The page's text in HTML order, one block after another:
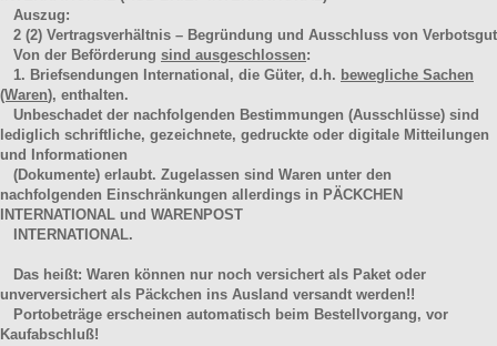
Auszug:
2 (2) Vertragsverhältnis – Begründung und Ausschluss von Verbotsgut
Von der Beförderung sind ausgeschlossen:
1. Briefsendungen International, die Güter, d.h. bewegliche Sachen
(Waren), enthalten.
Unbeschadet der nachfolgenden Bestimmungen (Ausschlüsse) sind
lediglich schriftliche, gezeichnete, gedruckte oder digitale Mitteilungen
und Informationen
(Dokumente) erlaubt. Zugelassen sind Waren unter den
nachfolgenden Einschränkungen allerdings in PÄCKCHEN
INTERNATIONAL und WARENPOST
INTERNATIONAL.
Das heißt: Waren können nur noch versichert als Paket oder
unverversichert als Päckchen ins Ausland versandt werden!!
Portobeträge erscheinen automatisch beim Bestellvorgang, vor
Kaufabschluß!